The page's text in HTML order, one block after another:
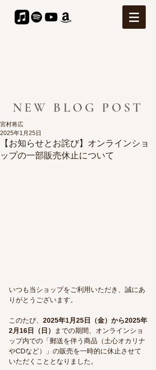
NEW BLOG POST
【お知らせとお詫び】オンラインショ
ップの一部販売休止について
宮村将広
2025年1月25日
いつも当ショップをご利用いただき、誠にあ
りがとうございます。
このたび、 2025年1月25日（金）から2025年
2月16日（日）
までの期間、オンラインショ
ップ内での「郵送を伴う商品（土心オカリナ
やCDなど）」の販売を一時的に休止させて
いただくこととなりました。